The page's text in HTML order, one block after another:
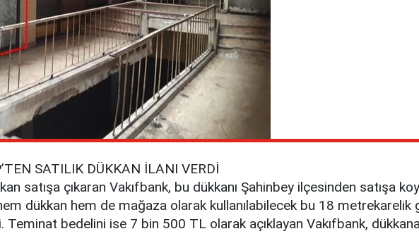
SATILIK DÜKKAN İLANI VERDİ
satışa çıkaran Vakıfbank, bu dükkanı Şahinbey ilçesinden satışa
dükkan hem de mağaza olarak kullanılabilecek bu 18 metrekarelik
bedelini ise 7 bin 500 TL olarak açıklayan Vakıfbank,